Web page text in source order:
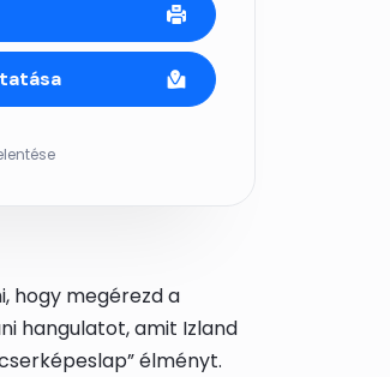
hogy megérezd a
hangulatot, amit Izland
élményt.